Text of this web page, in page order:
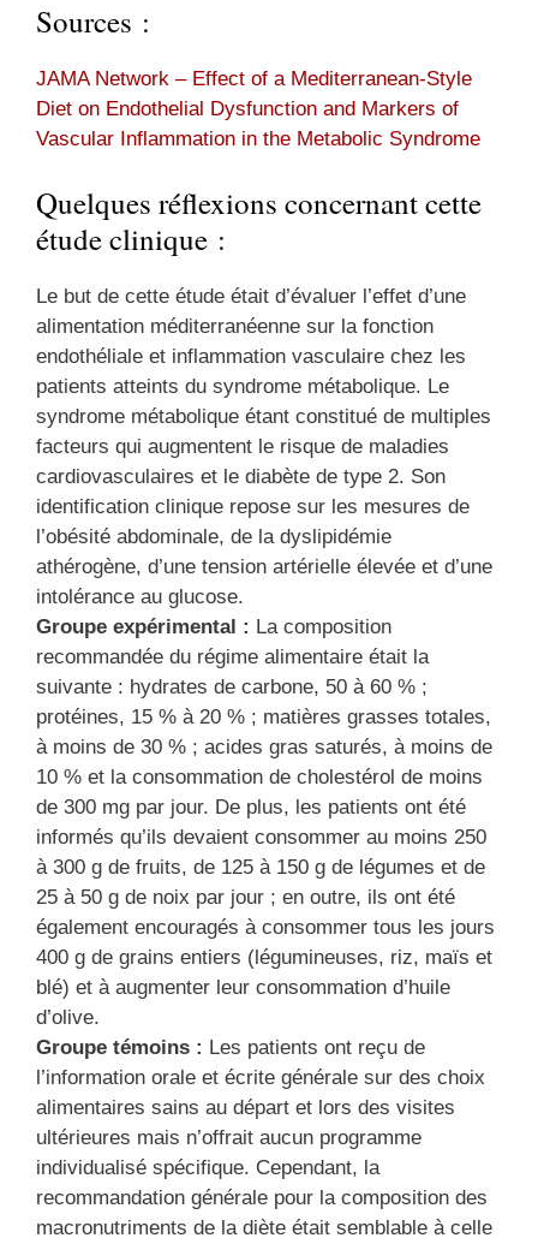
Sources :
JAMA Network – Effect of a Mediterranean-Style
Diet on Endothelial Dysfunction and Markers of
Vascular Inflammation in the Metabolic Syndrome
Quelques réflexions concernant cette
étude clinique :
Le but de cette étude était d’évaluer l’effet d’une
alimentation méditerranéenne sur la fonction
endothéliale et inflammation vasculaire chez les
patients atteints du syndrome métabolique. Le
syndrome métabolique étant constitué de multiples
facteurs qui augmentent le risque de maladies
cardiovasculaires et le diabète de type 2. Son
identification clinique repose sur les mesures de
l’obésité abdominale, de la dyslipidémie
athérogène, d’une tension artérielle élevée et d’une
intolérance au glucose.
Groupe expérimental : La composition
recommandée du régime alimentaire était la
suivante : hydrates de carbone, 50 à 60 % ;
protéines, 15 % à 20 % ; matières grasses totales,
à moins de 30 % ; acides gras saturés, à moins de
10 % et la consommation de cholestérol de moins
de 300 mg par jour. De plus, les patients ont été
informés qu’ils devaient consommer au moins 250
à 300 g de fruits, de 125 à 150 g de légumes et de
25 à 50 g de noix par jour ; en outre, ils ont été
également encouragés à consommer tous les jours
400 g de grains entiers (légumineuses, riz, maïs et
blé) et à augmenter leur consommation d’huile
d’olive.
Groupe témoins : Les patients ont reçu de
l’information orale et écrite générale sur des choix
alimentaires sains au départ et lors des visites
ultérieures mais n’offrait aucun programme
individualisé spécifique. Cependant, la
recommandation générale pour la composition des
macronutriments de la diète était semblable à celle